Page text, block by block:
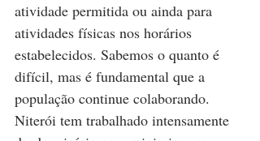
atividade permitida ou ainda para
atividades físicas nos horários
estabelecidos. Sabemos o quanto é
difícil, mas é fundamental que a
população continue colaborando.
Niterói tem trabalhado intensamente